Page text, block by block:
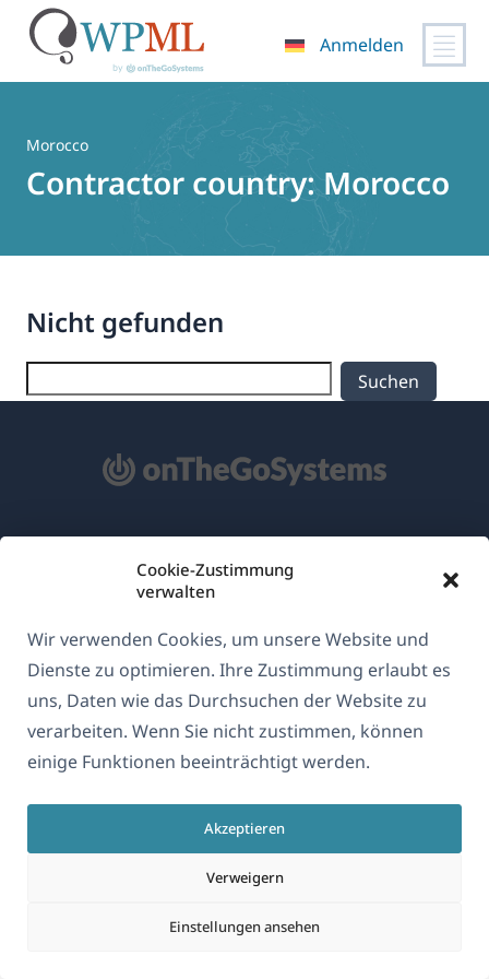
Cookie-Zustimmung
verwalten
Wir verwenden Cookies, um unsere Website und
Dienste zu optimieren. Ihre Zustimmung erlaubt es
uns, Daten wie das Durchsuchen der Website zu
verarbeiten. Wenn Sie nicht zustimmen, können
einige Funktionen beeinträchtigt werden.
Akzeptieren
Verweigern
Einstellungen ansehen
springen
Anmelden
Morocco
Contractor country:Morocco
Nicht gefunden
© 2026OnTheGoSystems Limited(öffnet
Deutsch
DSGVO & Datenschutzrichtlinie
einem
neuen
Fenster)
(öffnet
in
einem
neuen
(öffnet
in
einem
neuen
Fenster)
(öffnet
in
einem
neuen